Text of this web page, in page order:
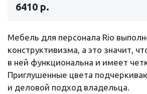
6410 р.
Мебель для персонала Rio
конструктивизма, а это значит,
в ней функциональна и имеет
Приглушенные цвета
и деловой подход владельца.